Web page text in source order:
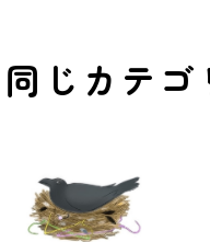
同じカテゴ